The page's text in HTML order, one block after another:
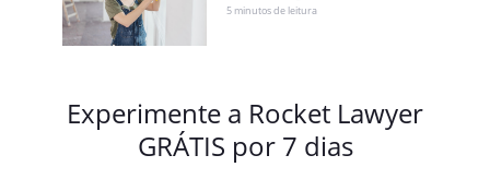
5 minutos de leitura
Experimente a Rocket Lawyer
GRÁTIS por 7 dias